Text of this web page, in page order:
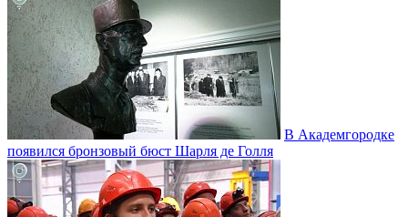
В Академгородке
появился бронзовый бюст Шарля де Голля